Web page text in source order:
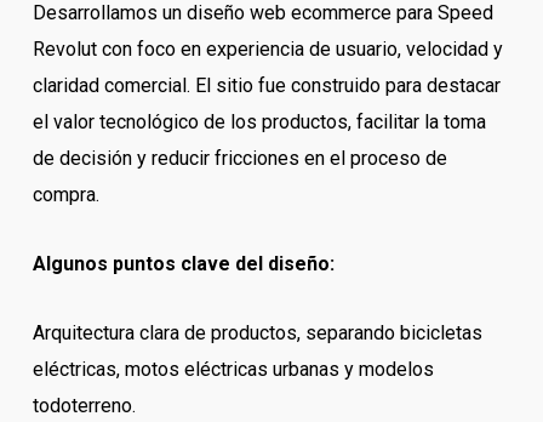
Desarrollamos un diseño web ecommerce para Speed
Revolut con foco en experiencia de usuario, velocidad y
claridad comercial. El sitio fue construido para destacar
el valor tecnológico de los productos, facilitar la toma
de decisión y reducir fricciones en el proceso de
compra.
Algunos puntos clave del diseño:
Arquitectura clara de productos, separando bicicletas
eléctricas, motos eléctricas urbanas y modelos
todoterreno.